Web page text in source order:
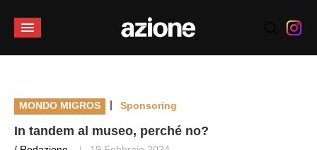
MONDO MIGROS | Sponsoring
In tandem al museo, perché no?